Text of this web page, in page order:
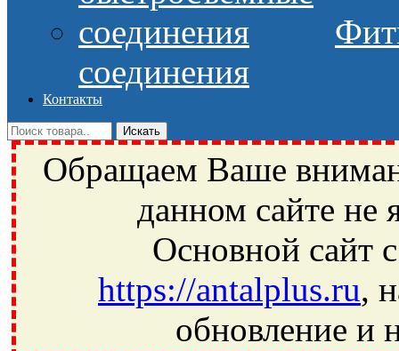
соединения
Контакты
Обращаем Ваше
данном сайте не
Основной сайт
https://antalplus.ru,
обновление и